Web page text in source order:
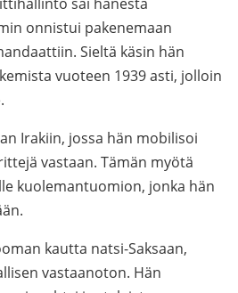
onnistui pakenemaan
Sieltä käsin hän
vuoteen 1939 asti, jolloin
Irakiin, jossa hän mobilisoi
vastaan. Tämän myötä
kuolemantuomion, jonka hän
kautta natsi-Saksaan,
vastaanoton. Hän